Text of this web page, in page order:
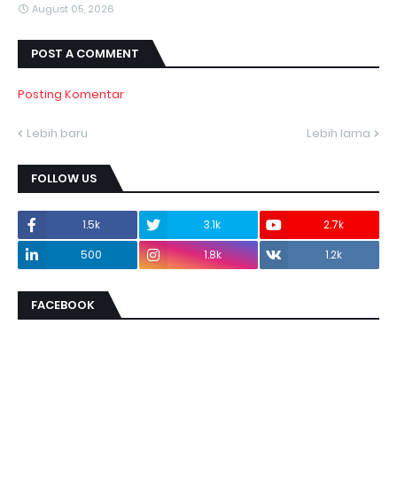
August 05, 2026
POST A COMMENT
Posting Komentar
Lebih baru Lebih lama
FOLLOW US
1.5k 3.1k
2.7k
500
1.8k 1.2k
FACEBOOK